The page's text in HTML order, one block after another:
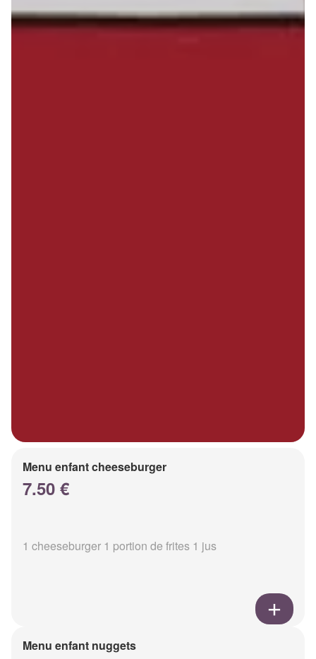
Menu enfant cheeseburger
7.50 €
1 cheeseburger 1 portion de frites 1 jus
Menu enfant nuggets